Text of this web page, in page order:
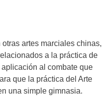
artes marciales chinas,
a la práctica de
aplicación al combate que
que la práctica del Arte
una simple gimnasia.